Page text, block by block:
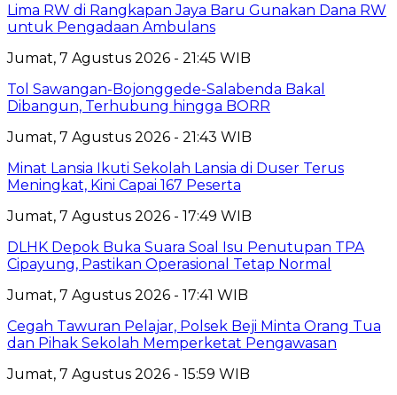
Lima RW di Rangkapan Jaya Baru Gunakan Dana RW
untuk Pengadaan Ambulans
Jumat, 7 Agustus 2026 - 21:45 WIB
Tol Sawangan-Bojonggede-Salabenda Bakal
Dibangun, Terhubung hingga BORR
Jumat, 7 Agustus 2026 - 21:43 WIB
Minat Lansia Ikuti Sekolah Lansia di Duser Terus
Meningkat, Kini Capai 167 Peserta
Jumat, 7 Agustus 2026 - 17:49 WIB
DLHK Depok Buka Suara Soal Isu Penutupan TPA
Cipayung, Pastikan Operasional Tetap Normal
Jumat, 7 Agustus 2026 - 17:41 WIB
Cegah Tawuran Pelajar, Polsek Beji Minta Orang Tua
dan Pihak Sekolah Memperketat Pengawasan
Jumat, 7 Agustus 2026 - 15:59 WIB